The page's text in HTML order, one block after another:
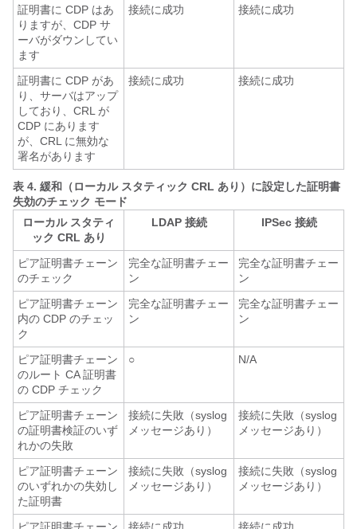
証明書に CDP はあ
りますが、CDP サ
ーバがダウンしてい
ます
接続に成功 接続に成功
証明書に CDP があ
り、サーバはアップ
しており、CRL が
CDP にあります
が、CRL に無効な
署名があります
接続に成功 接続に成功
表 4. 緩和（ローカル スタティック CRL あり）に設定した証明書
失効のチェック モード
ローカル スタティ
ック CRL あり
LDAP 接続 IPSec 接続
ピア証明書チェーン
のチェック
完全な証明書チェー
ン
完全な証明書チェー
ン
ピア証明書チェーン
内の CDP のチェッ
ク
完全な証明書チェー
ン
完全な証明書チェー
ン
ピア証明書チェーン
のルート CA 証明書
の CDP チェック
○ N/A
ピア証明書チェーン
の証明書検証のいず
れかの失敗
接続に失敗（syslog
メッセージあり）
接続に失敗（syslog
メッセージあり）
ピア証明書チェーン
のいずれかの失効し
た証明書
接続に失敗（syslog
メッセージあり）
接続に失敗（syslog
メッセージあり）